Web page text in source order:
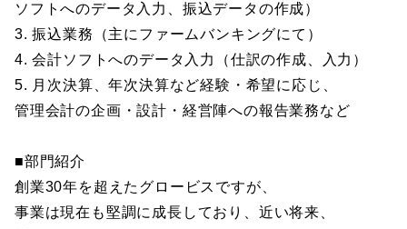
ソフトへのデータ入力、振込データの作成）
3. 振込業務（主にファームバンキングにて）
4. 会計ソフトへのデータ入力（仕訳の作成、入力）
5. 月次決算、年次決算など経験・希望に応じ、
管理会計の企画・設計・経営陣への報告業務など
■部門紹介
創業30年を超えたグロービスですが、
事業は現在も堅調に成長しており、近い将来、